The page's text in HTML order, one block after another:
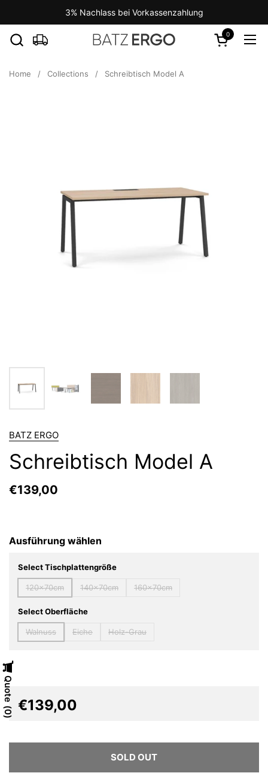
3% Nachlass bei Vorkassenzahlung
Open cart
0
Home / Collections / Schreibtisch Model A
BATZ ERGO
Schreibtisch Model A
€139,00
Ausführung wählen
Select Tischplattengröße
120x70cm 140x70cm 160x70cm
Select Oberfläche
Walnuss Eiche Holz-Grau
€139,00
SOLD OUT
Quote
0